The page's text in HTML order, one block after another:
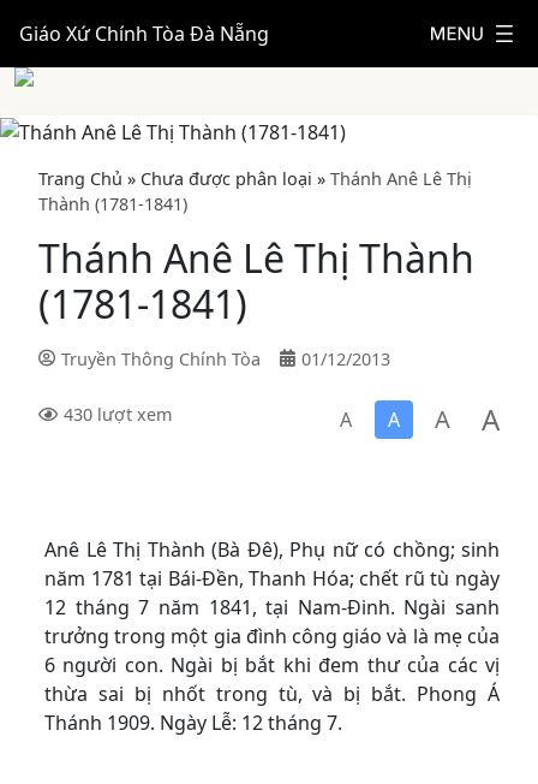
Giáo Xứ Chính Tòa Đà Nẵng
Trang Chủ » Chưa được phân loại » Thánh Anê Lê Thị
Thành (1781-1841)
Thánh Anê Lê Thị Thành
(1781-1841)
Truyền Thông Chính Tòa 01/12/2013
430 lượt xem A A A A
Anê Lê Thị Thành (Bà Ðê), Phụ nữ có chồng; sinh
năm 1781 tại Bái-Ðền, Thanh Hóa; chết rũ tù ngày
12 tháng 7 năm 1841, tại Nam-Ðinh. Ngài sanh
trưởng trong một gia đình công giáo và là mẹ của
6 người con. Ngài bị bắt khi đem thư của các vị
thừa sai bị nhốt trong tù, và bị bắt. Phong Á
Thánh 1909. Ngày Lễ: 12 tháng 7.